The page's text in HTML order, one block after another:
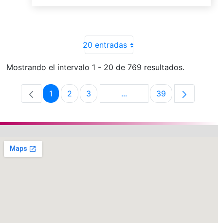
20 entradas
Mostrando el intervalo 1 - 20 de 769 resultados.
Página
1 Página
2 Página
3 ...Páginas intermedias Use
Página
39